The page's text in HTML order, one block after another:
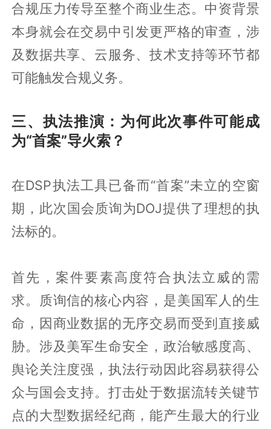
合规压力传导至整个商业生态。中资背景
本身就会在交易中引发更严格的审查，涉
及数据共享、云服务、技术支持等环节都
可能触发合规义务。
三、执法推演：为何此次事件可能成
为“首案”导火索？
在DSP执法工具已备而“首案”未立的空窗
期，此次国会质询为DOJ提供了理想的执
法标的。
首先，案件要素高度符合执法立威的需
求。质询信的核心内容，是美国军人的生
命，因商业数据的无序交易而受到直接威
胁。涉及美军生命安全，政治敏感度高、
舆论关注度强，执法行动因此容易获得公
众与国会支持。打击处于数据流转关键节
点的大型数据经纪商，能产生最大的行业